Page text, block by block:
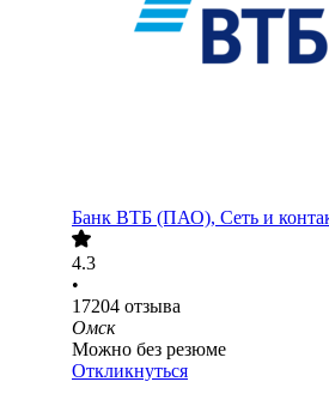
Банк ВТБ (ПАО), Сеть и
4.3
•
17204 отзыва
Омск
Можно без резюме
Откликнуться